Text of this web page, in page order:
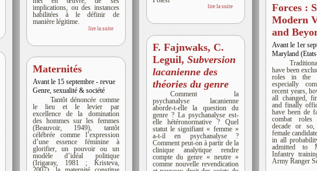
implications, ou des instances
habilitées à le définir de
manière légitime.
lire la suite
Maternités
Avant le 15 septembre - revue
Genre, sexualité & société
Tantôt dénoncée comme
le lieu et le levier par
excellence de la domination
des hommes sur les femmes
(Beauvoir, 1949), tantôt
célébrée comme l’expression
d’une essence féminine à
glorifier, un pouvoir ou un
modèle d’idéal politique
(Irigaray, 1981 ; Kristeva,
lire la suite
F. Fajnwaks, C.
Leguil, Subversion
lacanienne des
théories du genre
Comment la
psychanalyse lacanienne
aborde-t-elle la question du
genre ? La psychanalyse est-
elle hétéronormative ? Quel
statut le signifiant « femme »
a-t-il en psychanalyse ?
Comment peut-on à partir de la
clinique analytique rendre
compte du genre « neutre »
comme nouvelle revendication
Forces :
Modern
and
Avant le 1er
Maryland
have been
roles in the
especially
recent years,
all changed,
and finally
have been de
combat
decade or
female
in all
admitted to
Infantry
Army Ranger